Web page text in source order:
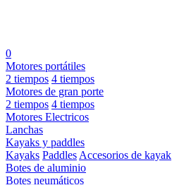
0
Motores portátiles
2 tiempos 4 tiempos
Motores de gran porte
2 tiempos 4 tiempos
Motores Electricos
Lanchas
Kayaks y paddles
Kayaks Paddles Accesorios de kayak
Botes de aluminio
Botes neumáticos